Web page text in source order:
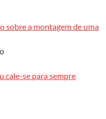
sobre a montagem de uma
cale-se para sempre